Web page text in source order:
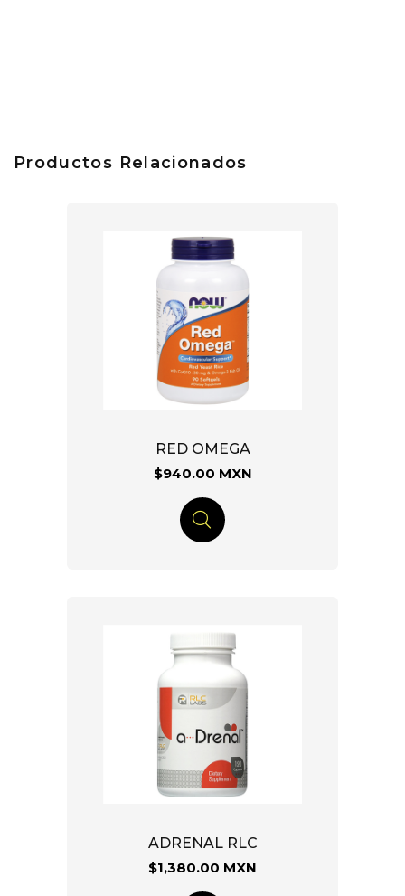
Productos Relacionados
RED OMEGA
$940.00 MXN
ADRENAL RLC
$1,380.00 MXN